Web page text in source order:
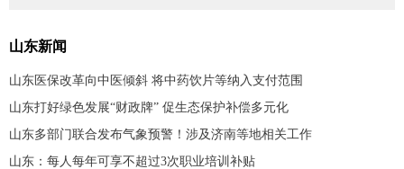
山东新闻
山东医保改革向中医倾斜 将中药饮片等纳入支付范围
山东打好绿色发展“财政牌” 促生态保护补偿多元化
山东多部门联合发布气象预警！涉及济南等地相关工作
山东：每人每年可享不超过3次职业培训补贴